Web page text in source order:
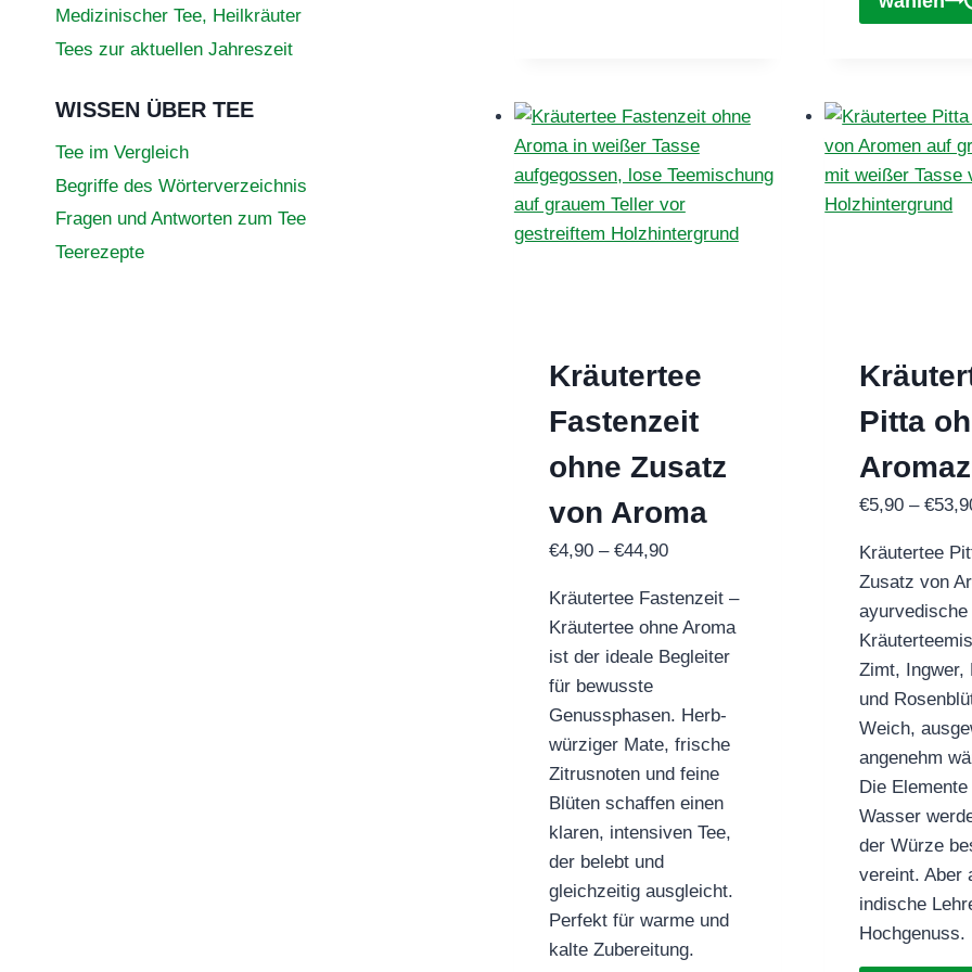
auf
Produktseite
Kräutertee
Fastenzeit
ohne Zusatz
von Aroma
€4,90 – €44,90Preisspanne:
bis
€44,90
Kräutertee Fastenzeit –
Kräutertee ohne Aroma
ist der ideale Begleiter
für bewusste
Genussphasen. Herb-
würziger Mate, frische
Zitrusnoten und feine
Blüten schaffen einen
klaren, intensiven Tee,
der belebt und
gleichzeitig ausgleicht.
Perfekt für warme und
kalte Zubereitung.
Pitta
€5,90 –€
Kräutertee
Zusatz von
ayurvedische
Zimt, Ingwer,
und
Weich,
angenehm
Die
Wasser
der Würze
vereint. Aber
indische
Hochgenuss.
Medizinischer Tee, Heilkräuter
Tees zur aktuellen Jahreszeit
WISSEN ÜBER TEE
Tee im Vergleich
Begriffe des Wörterverzeichnis
Fragen und Antworten zum Tee
Teerezepte